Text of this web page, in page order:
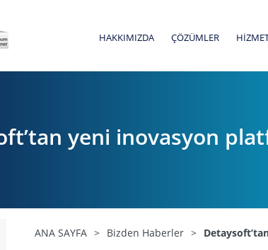
HAKKIMIZDA ÇÖZÜMLER
yeni inovasyon
ANA SAYFA > Bizden Haberler >